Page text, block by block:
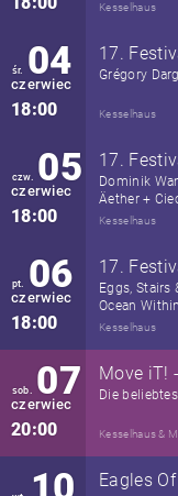
Kesselhaus
śr. 04
czerwiec
18:00
17.
Grégory
Kesselhaus
czw. 05
czerwiec
18:00
17.
Dominik
Kesselhaus
pt. 06
czerwiec
18:00
17.
Eggs, Stairs
Ocean
Kesselhaus
sob. 07
czerwiec
20:00
Move iT!
Die
Kesselhaus &
Eagles